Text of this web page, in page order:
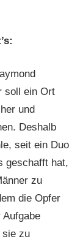
soll ein Ort
und
Deshalb
seit ein Duo
geschafft hat,
zu
die Opfer
sie zu